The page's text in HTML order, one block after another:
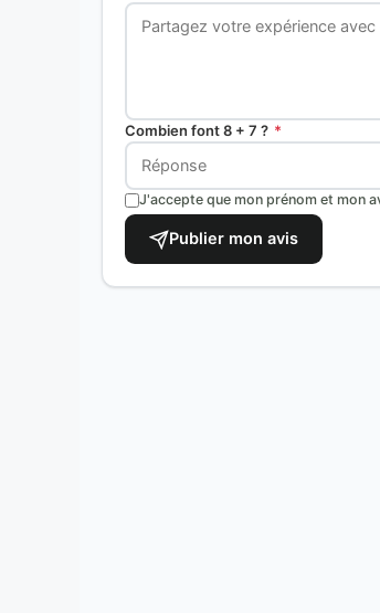
Combien font 8 + 7 ? *
J'accepte que mon prénom et mon
Publier mon avis